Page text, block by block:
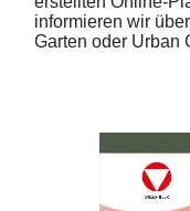
informieren wir
Garten oder Urban